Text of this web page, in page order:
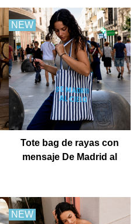
NEW
Tote bag de rayas con
mensaje De Madrid al
NEW